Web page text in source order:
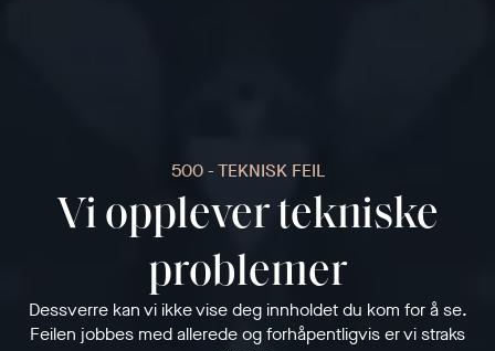
500 - TEKNISK FEIL
Vi opplever tekniske
problemer
Dessverre kan vi ikke vise deg innholdet du kom for å se.
Feilen jobbes med allerede og forhåpentligvis er vi straks